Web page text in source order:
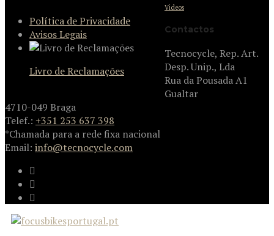
Política de Privacidade
Avisos Legais
Livro de Reclamações
Videos
Contactos
Tecnocycle, Rep. Art.
Desp. Unip., Lda
Rua da Pousada A1
Gualtar
4710-049 Braga
Telef.: +351 253 637 398
*Chamada para a rede fixa nacional
Email: info@tecnocycle.com